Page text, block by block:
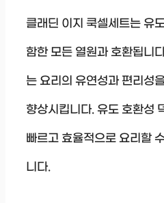
클래딘 이지 쿡셀세트는 유
함한 모든 열원과 호환됩니
는 요리의 유연성과 편리성
향상시킵니다. 유도 호환성
빠르고 효율적으로 요리할
니다.